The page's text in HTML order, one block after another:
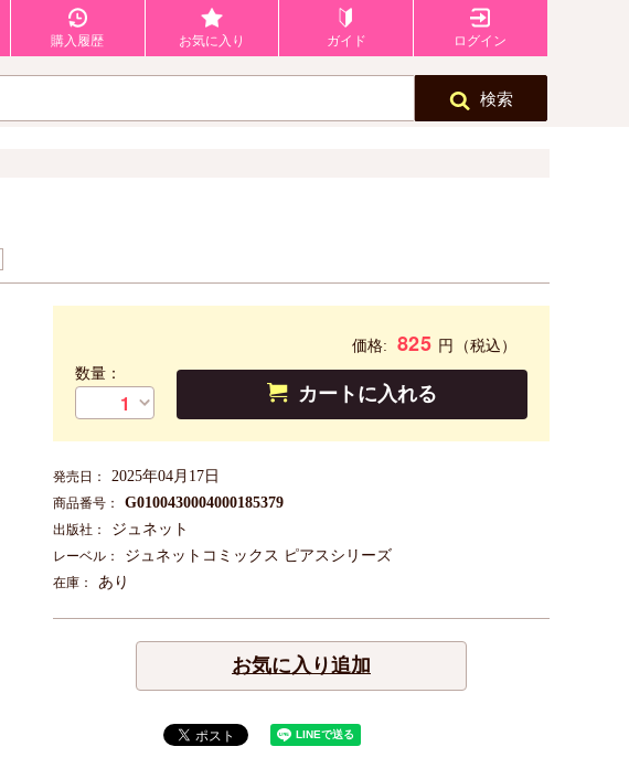
購入履歴 お気に入り ガイド ログイン
検索
価格: 825 円
（税込）
数量：
カートに入れる
発売日： 2025年04月17日
商品番号： G0100430004000185379
出版社： ジュネット
レーベル： ジュネットコミックス ピアスシリーズ
在庫： あり
お気に入り追加